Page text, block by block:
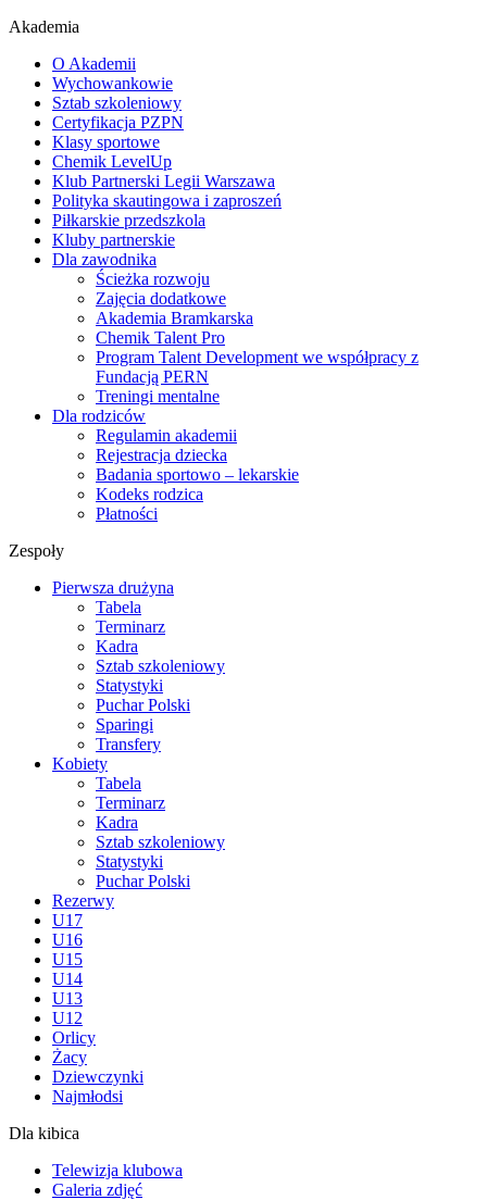
Akademia
O Akademii
Wychowankowie
Sztab szkoleniowy
Certyfikacja PZPN
Klasy sportowe
Chemik LevelUp
Klub Partnerski Legii Warszawa
Polityka skautingowa i zaproszeń
Piłkarskie przedszkola
Kluby partnerskie
Dla zawodnika
Ścieżka rozwoju
Zajęcia dodatkowe
Akademia Bramkarska
Chemik Talent Pro
Program Talent Development we współpracy z
Fundacją PERN
Treningi mentalne
Dla rodziców
Regulamin akademii
Rejestracja dziecka
Badania sportowo – lekarskie
Kodeks rodzica
Płatności
Zespoły
Pierwsza drużyna
Tabela
Terminarz
Kadra
Sztab szkoleniowy
Statystyki
Puchar Polski
Sparingi
Transfery
Kobiety
Tabela
Terminarz
Kadra
Sztab szkoleniowy
Statystyki
Puchar Polski
Rezerwy
U17
U16
U15
U14
U13
U12
Orlicy
Żacy
Dziewczynki
Najmłodsi
Dla kibica
Telewizja klubowa
Galeria zdjęć